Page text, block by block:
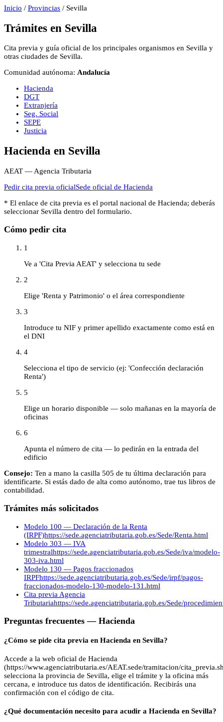
Inicio / Provincias / Sevilla
Trámites en Sevilla
Cita previa y guía oficial de los principales organismos en Sevilla y
otras ciudades de Sevilla.
Comunidad autónoma: Andalucía
Hacienda
DGT
Extranjería
Seg. Social
SEPE
Justicia
Hacienda en Sevilla
AEAT — Agencia Tributaria
Pedir cita previa oficialSede oficial de Hacienda
* El enlace de cita previa es el portal nacional de Hacienda; deberás
seleccionar Sevilla dentro del formulario.
Cómo pedir cita
1
Ve a 'Cita Previa AEAT' y selecciona tu sede
2
Elige 'Renta y Patrimonio' o el área correspondiente
3
Introduce tu NIF y primer apellido exactamente como está en
el DNI
4
Selecciona el tipo de servicio (ej: 'Confección declaración
Renta')
5
Elige un horario disponible — solo mañanas en la mayoría de
oficinas
6
Apunta el número de cita — lo pedirán en la entrada del
edificio
Consejo: Ten a mano la casilla 505 de tu última declaración para
identificarte. Si estás dado de alta como autónomo, trae tus libros de
contabilidad.
Trámites más solicitados
Modelo 100 — Declaración de la Renta
(IRPF)https://sede.agenciatributaria.gob.es/Sede/Renta.html
Modelo 303 — IVA
trimestralhttps://sede.agenciatributaria.gob.es/Sede/iva/modelo-
303-iva.html
Modelo 130 — Pagos fraccionados
IRPFhttps://sede.agenciatributaria.gob.es/Sede/irpf/pagos-
fraccionados-modelo-130-modelo-131.html
Cita previa Agencia
Tributariahttps://sede.agenciatributaria.gob.es/Sede/
Preguntas frecuentes — Hacienda
¿Cómo se pide cita previa en Hacienda en Sevilla?
Accede a la web oficial de Hacienda
(https://www.agenciatributaria.es/AEAT.sede/tramitacion/
selecciona la provincia de Sevilla, elige el trámite y la oficina más
cercana, e introduce tus datos de identificación. Recibirás una
confirmación con el código de cita.
¿Qué documentación necesito para acudir a Hacienda en Sevilla?